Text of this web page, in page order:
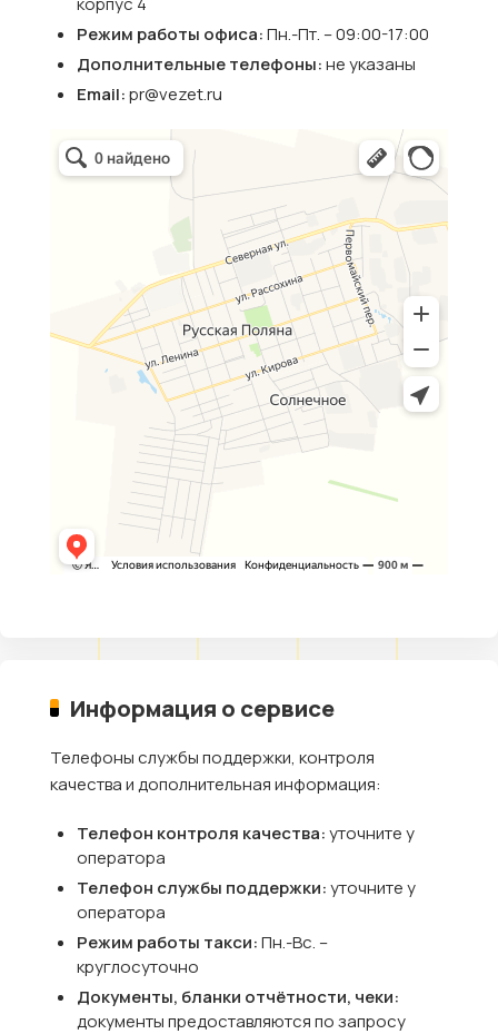
Режим работы офиса:Пн.-Пт. – 09:00-17:00
Дополнительные телефоны:не указаны
Email:pr@vezet.ru
Информация о сервисе
Телефоны службы поддержки, контроля
качества и дополнительная информация:
Телефон контроля качества:уточните у
оператора
Телефон службы поддержки:уточните у
оператора
Режим работы такси:Пн.-Вс. –
круглосуточно
Документы, бланки отчётности, чеки:
документы предоставляются по запросу